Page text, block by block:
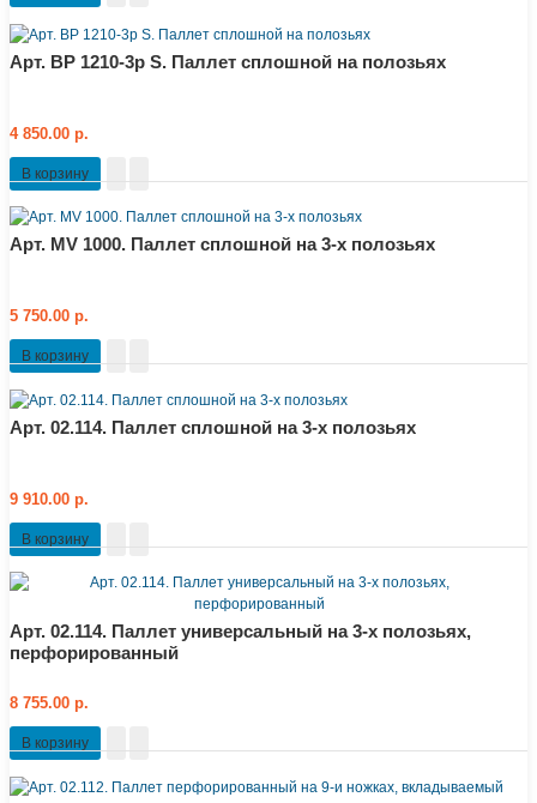
Арт. BP 1210-3p S. Паллет сплошной на полозьях
4 850.00 р.
В корзину
Арт. MV 1000. Паллет сплошной на 3-х полозьях
5 750.00 р.
В корзину
Арт. 02.114. Паллет сплошной на 3-х полозьях
9 910.00 р.
В корзину
Арт. 02.114. Паллет универсальный на 3-х полозьях,
перфорированный
8 755.00 р.
В корзину